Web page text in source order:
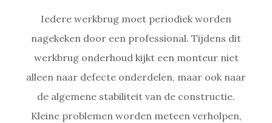
Iedere werkbrug moet periodiek worden
nagekeken door een professional. Tijdens dit
werkbrug onderhoud kijkt een monteur niet
alleen naar defecte onderdelen, maar ook naar
de algemene stabiliteit van de constructie.
Kleine problemen worden meteen verholpen,